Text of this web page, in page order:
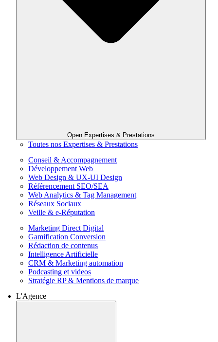
Open Expertises & Prestations
Toutes nos Expertises & Prestations
Conseil & Accompagnement
Développement Web
Web Design & UX-UI Design
Référencement SEO/SEA
Web Analytics & Tag Management
Réseaux Sociaux
Veille & e-Réputation
Marketing Direct Digital
Gamification Conversion
Rédaction de contenus
Intelligence Artificielle
CRM & Marketing automation
Podcasting et videos
Stratégie RP & Mentions de marque
L'Agence